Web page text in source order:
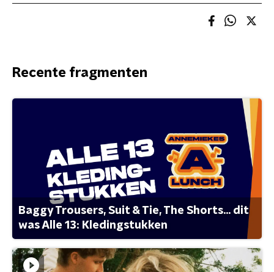
Recente fragmenten
Baggy Trousers, Suit & Tie, The Shorts... dit
was Alle 13: Kledingstukken